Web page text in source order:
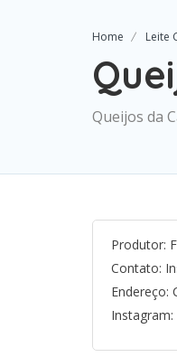
Home Leite
Queijos da
Produtor:
Contato:
Endereço:
Instagram: